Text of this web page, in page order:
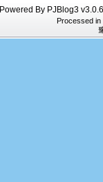
Powered By PJBlog3
Processed in